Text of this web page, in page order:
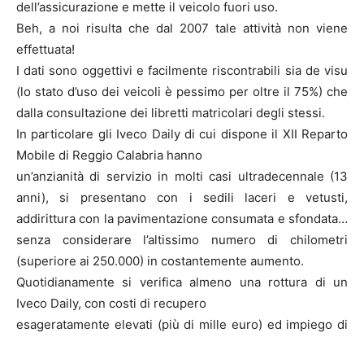
dell’assicurazione e mette il veicolo fuori uso.
Beh, a noi risulta che dal 2007 tale attività non viene
effettuata!
I dati sono oggettivi e facilmente riscontrabili sia de visu
(lo stato d’uso dei veicoli è pessimo per oltre il 75%) che
dalla consultazione dei libretti matricolari degli stessi.
In particolare gli Iveco Daily di cui dispone il XII Reparto
Mobile di Reggio Calabria hanno
un’anzianità di servizio in molti casi ultradecennale (13
anni), si presentano con i sedili laceri e vetusti,
addirittura con la pavimentazione consumata e sfondata…
senza considerare l’altissimo numero di chilometri
(superiore ai 250.000) in costantemente aumento.
Quotidianamente si verifica almeno una rottura di un
Iveco Daily, con costi di recupero
esageratamente elevati (più di mille euro) ed impiego di